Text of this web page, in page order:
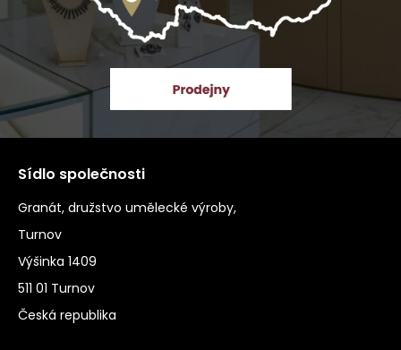
Sídlo společnosti
Granát, družstvo umělecké výroby,
Turnov
Výšinka 1409
511 01 Turnov
Česká republika